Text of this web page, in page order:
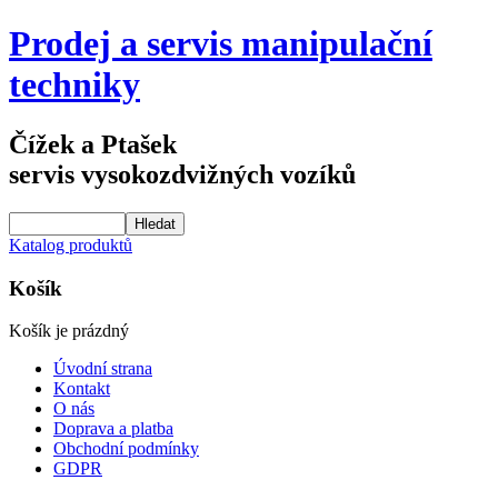
Prodej a servis manipulační
techniky
Čížek a Ptašek
servis vysokozdvižných vozíků
Katalog produktů
Košík
Košík je prázdný
Úvodní strana
Kontakt
O nás
Doprava a platba
Obchodní podmínky
GDPR